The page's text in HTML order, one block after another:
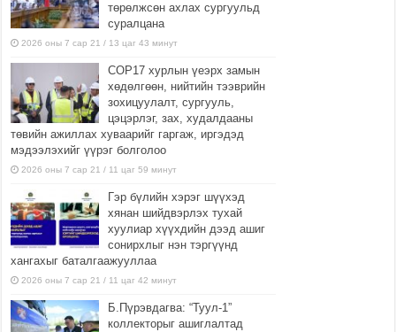
төрөлжсөн ахлах сургуульд
суралцана
2026 оны 7 сар 21 / 13 цаг 43 минут
COP17 хурлын үеэрх замын
хөдөлгөөн, нийтийн тээврийн
зохицуулалт, сургууль,
цэцэрлэг, зах, худалдааны
төвийн ажиллах хуваарийг гаргаж, иргэдэд
мэдээлэхийг үүрэг болголоо
2026 оны 7 сар 21 / 11 цаг 59 минут
Гэр бүлийн хэрэг шүүхэд
хянан шийдвэрлэх тухай
хуулиар хүүхдийн дээд ашиг
сонирхлыг нэн тэргүүнд
хангахыг баталгаажууллаа
2026 оны 7 сар 21 / 11 цаг 42 минут
Б.Пүрэвдагва: “Туул-1”
коллекторыг ашиглалтад